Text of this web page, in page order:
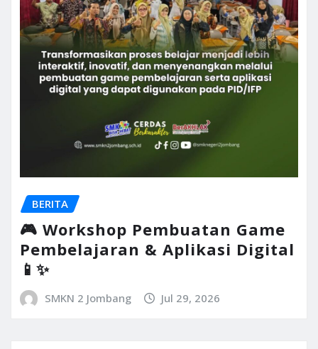
BERITA
🎮 Workshop Pembuatan Game
Pembelajaran & Aplikasi Digital
📱✨
SMKN 2 Jombang Jul 29, 2026